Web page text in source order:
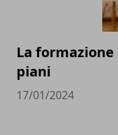
La
piani
17/01/2024